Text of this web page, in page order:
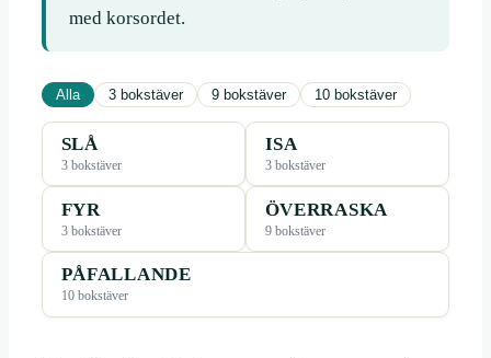
med korsordet.
Alla 3 bokstäver 9 bokstäver 10 bokstäver
SLÅ
3 bokstäver
ISA
3 bokstäver
FYR
3 bokstäver
ÖVERRASKA
9 bokstäver
PÅFALLANDE
10 bokstäver